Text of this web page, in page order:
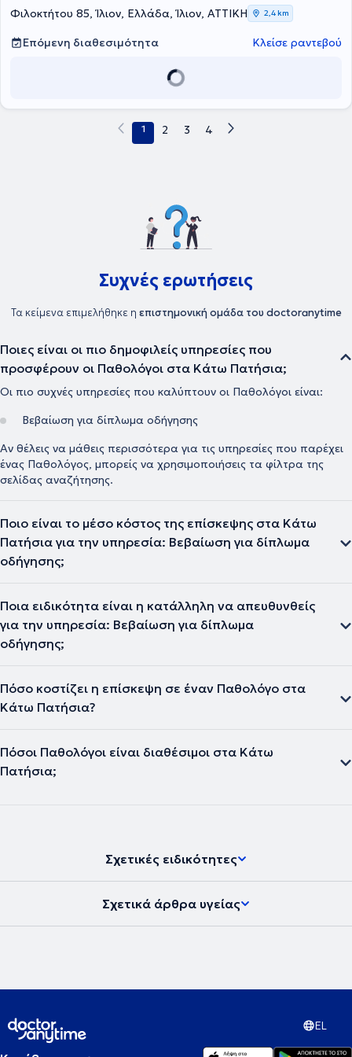
συνέδρια, μετεκπαιδευτικά σεμινάρια και ημερίδες, με στόχο τη
συνεχή επιμόρφωση στο τομέα του και έχει συμμετάσχει σε αρκετές
εργασίες και μελέτες. Τέλος, ο γιατρός είναι μέλος της Ελληνικής
Φιλοκτήτου 85, Ίλιον, Ελλάδα, Ίλιον, ΑΤΤΙΚΗ 2,4 km
Επόμενη διαθεσιμότητα Κλείσε ραντεβού
1 2 3 4
Συχνές ερωτήσεις
Τα κείμενα επιμελήθηκε η επιστημονική ομάδα του doctoranytime
Ποιες είναι οι πιο δημοφιλείς υπηρεσίες που
προσφέρουν οι Παθολόγοι στα Κάτω Πατήσια;
Οι πιο συχνές υπηρεσίες που καλύπτουν οι Παθολόγοι είναι:
Βεβαίωση για δίπλωμα οδήγησης
Αν θέλεις να μάθεις περισσότερα για τις υπηρεσίες που παρέχει
ένας Παθολόγος, μπορείς να χρησιμοποιήσεις τα φίλτρα της
σελίδας αναζήτησης.
Ποιο είναι το μέσο κόστος της επίσκεψης στα Κάτω
Πατήσια για την υπηρεσία: Βεβαίωση για δίπλωμα
οδήγησης;
Ποια ειδικότητα είναι η κατάλληλη να απευθυνθείς
για την υπηρεσία: Βεβαίωση για δίπλωμα
οδήγησης;
Πόσο κοστίζει η επίσκεψη σε έναν Παθολόγο στα
Κάτω Πατήσια?
Πόσοι Παθολόγοι είναι διαθέσιμοι στα Κάτω
Πατήσια;
Σχετικές ειδικότητες
Σχετικά άρθρα υγείας
EL